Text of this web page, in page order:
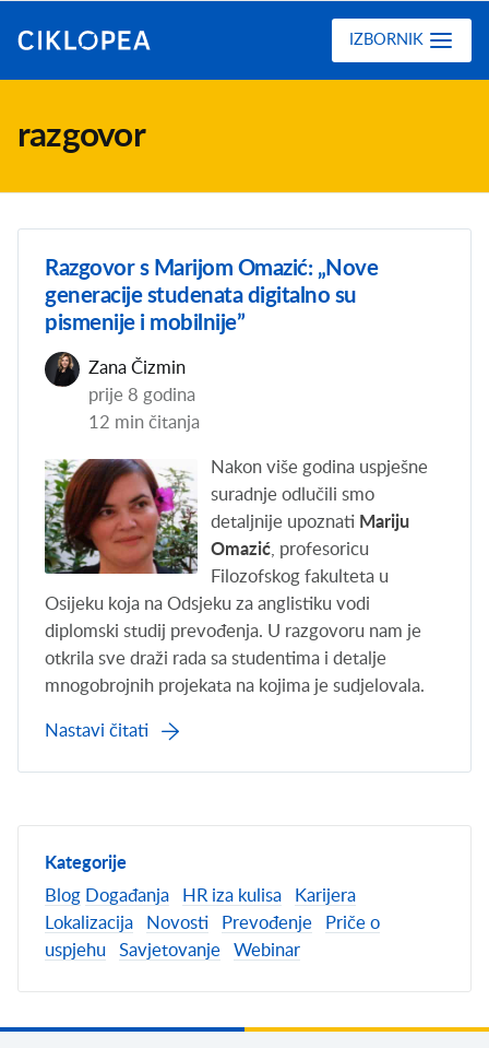
IZBORNIK
razgovor
Razgovor s Marijom Omazić: „Nove
generacije studenata digitalno su
pismenije i mobilnije”
Zana Čizmin
prije 8 godina
12 min čitanja
Nakon više godina uspješne
suradnje odlučili smo
detaljnije upoznati Mariju
Omazić , profesoricu
Filozofskog fakulteta u
Osijeku koja na Odsjeku za anglistiku vodi
diplomski studij prevođenja. U razgovoru nam je
otkrila sve draži rada sa studentima i detalje
mnogobrojnih projekata na kojima je sudjelovala.
Nastavi čitati
Kategorije
Blog
Događanja HR iza kulisa
Karijera
Lokalizacija
Novosti Prevođenje
Priče o
uspjehu
Savjetovanje Webinar